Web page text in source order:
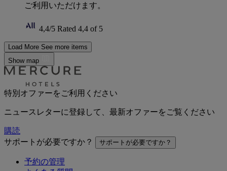
ご利用いただけます。
4,4/5 Rated 4,4 of 5
Load More See more items
Show map
特別オファーをご利用ください
ニュースレターに登録して、最新オファーをご覧ください
購読
サポートが必要ですか？
サポートが必要ですか？
予約の管理